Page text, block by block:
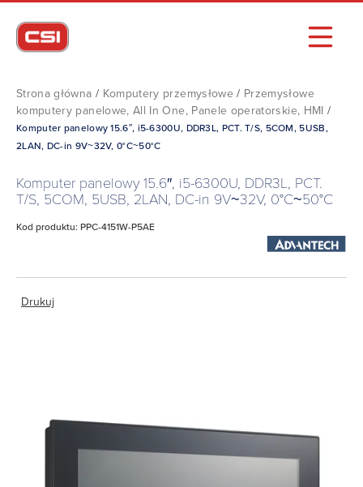
Strona główna / Komputery przemysłowe / Przemysłowe
komputery panelowe, All In One, Panele operatorskie, HMI /
Komputer panelowy 15.6″, i5-6300U, DDR3L, PCT. T/S, 5COM, 5USB,
2LAN, DC-in 9V~32V, 0°C~50°C
Komputer panelowy 15.6″, i5-6300U, DDR3L, PCT.
T/S, 5COM, 5USB, 2LAN, DC-in 9V~32V, 0°C~50°C
Kod produktu: PPC-4151W-P5AE
Drukuj